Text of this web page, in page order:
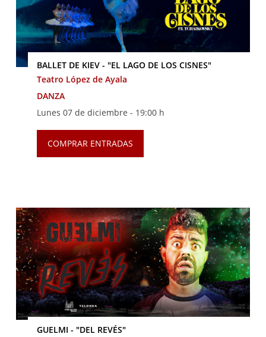
BALLET DE KIEV - "EL LAGO DE LOS CISNES"
Teatro López de Ayala
DANZA
Lunes 07 de diciembre - 19:00 h
COMPRAR ENTRADAS
GUELMI - "DEL REVÉS"